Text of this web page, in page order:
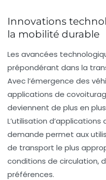
Innovations
la mobilité durable
Les avancées
prépondérant dans la
Avec l’émergence des
applications de
deviennent de plus en
L’utilisation
demande permet aux
de transport le plus
conditions de circulation,
préférences.